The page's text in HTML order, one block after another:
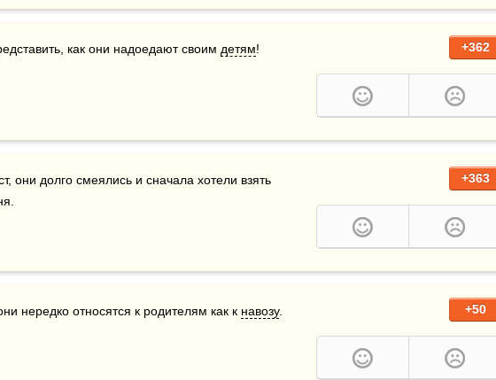
+362
как они надоедают своим детям!
+363
они долго смеялись и сначала хотели взять
+50
нередко относятся к родителям как к навозу.